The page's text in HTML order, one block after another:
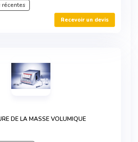
Recevoir un devis
DE LA MASSE VOLUMIQUE